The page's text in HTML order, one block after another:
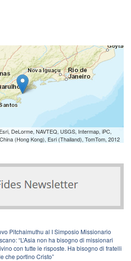
DeLorme, NAVTEQ, USGS, Intermap, iPC,
(Hong Kong), Esri (Thailand), TomTom, 2012
Pitchaimuthu al I Simposio Missionario
“L’Asia non ha bisogno di missionari
con tutte le risposte. Ha bisogno di fratelli
che portino Cristo”